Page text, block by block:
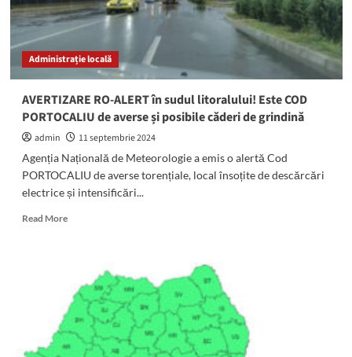
pentru
jumătatea
est
Administrație locală
AVERTIZARE RO-ALERT în sudul litoralului! Este COD
PORTOCALIU de averse și posibile căderi de grindină
admin
11 septembrie 2024
Agenția Națională de Meteorologie a emis o alertă Cod
PORTOCALIU de averse torențiale, local însoțite de descărcări
electrice și intensificări...
Read MoreRead
ALERT
în
sudul
litoralului!
Este